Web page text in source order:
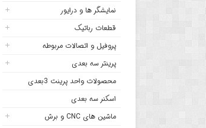
نمایشگر ها و درایور
قطعات رباتیک
پروفیل و اتصالات مربوطه
پرینتر سه بعدی
محصولات واحد پرینت 3بعدی
اسکنر سه بعدی
ماشین های CNC و برش